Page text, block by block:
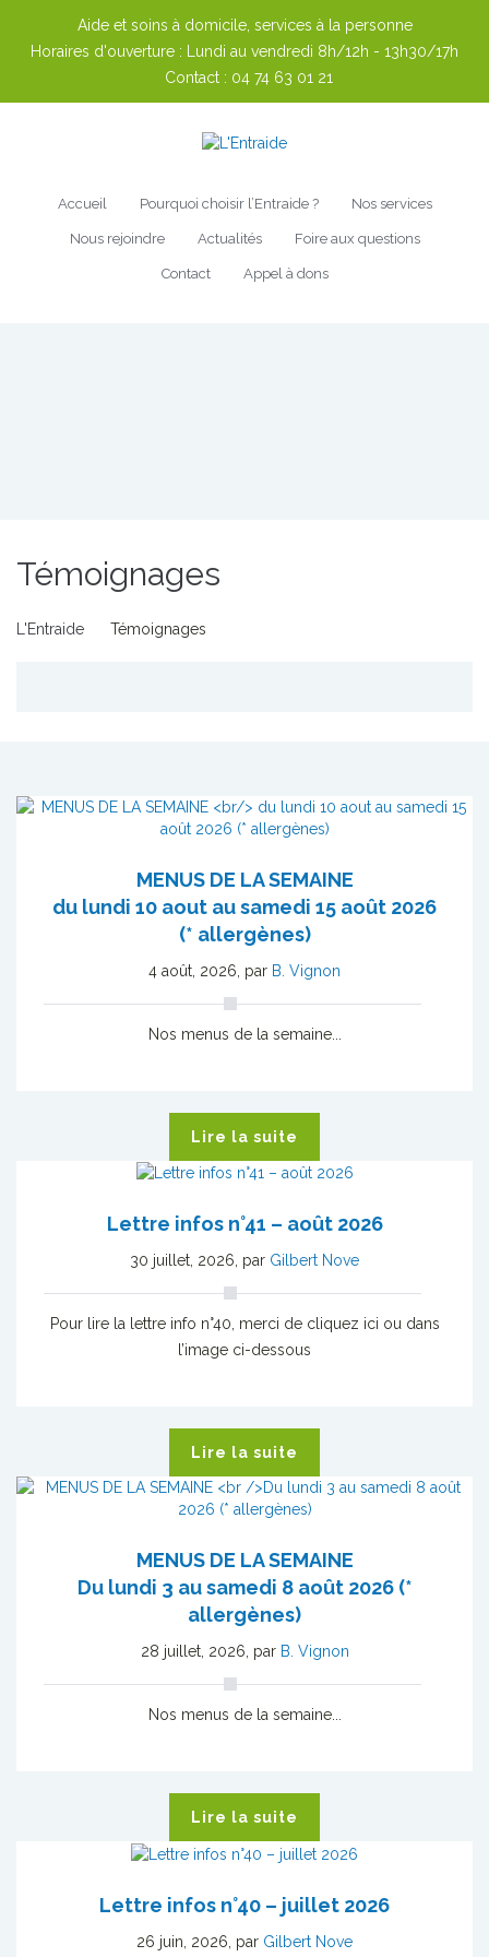
Aide et soins à domicile, services à la personne
Horaires d'ouverture :
Lundi au vendredi 8h/12h - 13h30/17h
Contact : 04 74 63 01 21
Accueil Pourquoi choisir l’Entraide ? Nos services
Nous rejoindre Actualités Foire aux questions
Contact Appel à dons
Témoignages
L'Entraide Témoignages
MENUS DE LA SEMAINE
du lundi 10 aout au samedi 15 août 2026
(* allergènes)
4 août, 2026 par B. Vignon
Nos menus de la semaine...
Lire la suite
Lettre infos n°41 – août 2026
30 juillet, 2026, par Gilbert Nove
Pour lire la lettre info n°40, merci de cliquez ici ou dans
l’image ci-dessous
Lire la suite
MENUS DE LA SEMAINE
Du lundi 3 au samedi 8 août 2026 (*
allergènes)
28 juillet, 2026, par B. Vignon
Nos menus de la semaine...
Lire la suite
Lettre infos n°40 – juillet 2026
26 juin, 2026 par Gilbert Nove